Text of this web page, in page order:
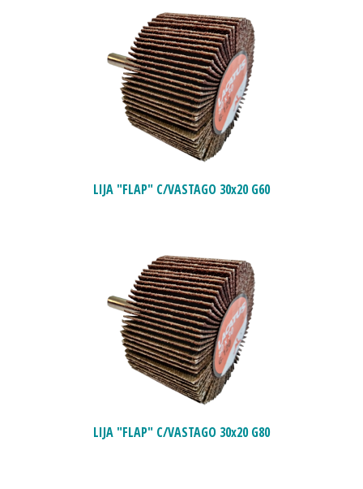
LIJA "FLAP" C/VASTAGO 30x20 G60
LIJA "FLAP" C/VASTAGO 30x20 G80